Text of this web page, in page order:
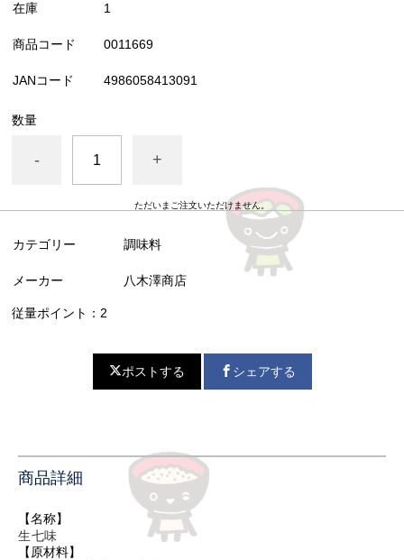
在庫 1
商品コード 0011669
JANコード 4986058413091
数量
- +
ただいまご注文いただけません。
カテゴリー 調味料
メーカー 八木澤商店
従量ポイント：2
ポストする シェアする
商品詳細
【名称】
生七味
【原材料】